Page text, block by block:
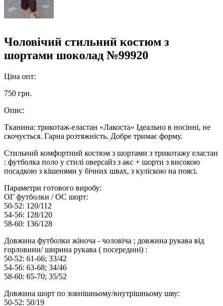
Чоловічий стильний костюм з
шортами шоколад №99920
Ціна опт:
750 грн.
Опис:
Тканина: трикотаж-еластан «Лакоста» Ідеально в носінні, не
скочується. Гарна розтяжність. Добре тримає форму.
Стильний комфортний костюм з шортами з трикотажу еластан
: футболка поло у стилі оверсайз з акс + шорти з високою
посадкою з кішенями у бічних швах, з куліскою на поясі.
Параметри готового виробу:
ОГ футболки / ОС шорт:
50-52: 120/112
54-56: 128/120
58-60: 136/128
Довжина футболки жіноча - чоловіча ; довжина рукава від
горловини/ ширина рукава ( посередині) :
50-52: 61-66; 33/42
54-56: 63-68; 34/46
58-60: 65-70; 35/52
Довжина шорт по зовнішньому/внутрішньому шву:
50-52: 50/19